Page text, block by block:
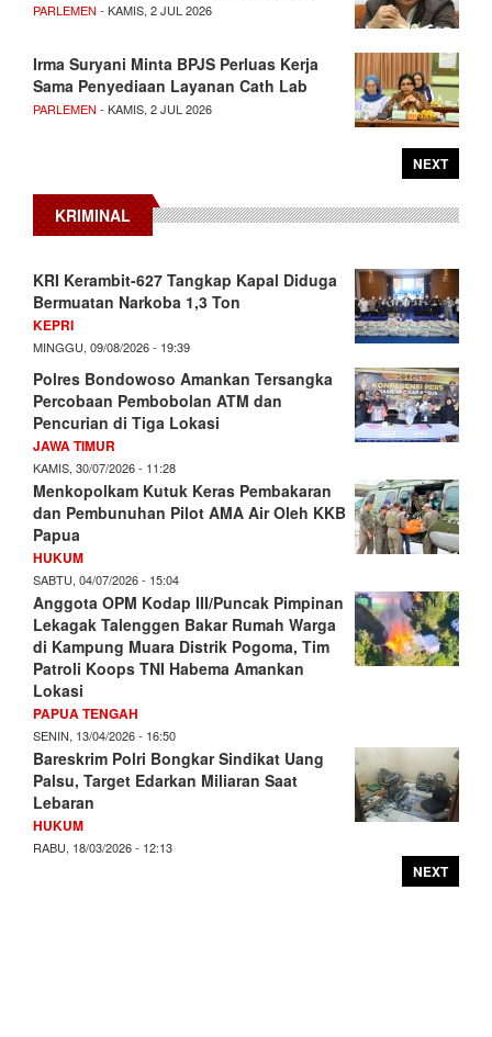
PARLEMEN - KAMIS, 2 JUL 2026
Irma Suryani Minta BPJS Perluas Kerja
Sama Penyediaan Layanan Cath Lab
PARLEMEN - KAMIS, 2 JUL 2026
NEXT
KRIMINAL
KRI Kerambit-627 Tangkap Kapal Diduga
Bermuatan Narkoba 1,3 Ton
KEPRI
MINGGU, 09/08/2026 - 19:39
Polres Bondowoso Amankan Tersangka
Percobaan Pembobolan ATM dan
Pencurian di Tiga Lokasi
JAWA TIMUR
KAMIS, 30/07/2026 - 11:28
Menkopolkam Kutuk Keras Pembakaran
dan Pembunuhan Pilot AMA Air Oleh KKB
Papua
HUKUM
SABTU, 04/07/2026 - 15:04
Anggota OPM Kodap III/Puncak Pimpinan
Lekagak Talenggen Bakar Rumah Warga
di Kampung Muara Distrik Pogoma, Tim
Patroli Koops TNI Habema Amankan
Lokasi
PAPUA TENGAH
SENIN, 13/04/2026 - 16:50
Bareskrim Polri Bongkar Sindikat Uang
Palsu, Target Edarkan Miliaran Saat
Lebaran
HUKUM
RABU, 18/03/2026 - 12:13
NEXT